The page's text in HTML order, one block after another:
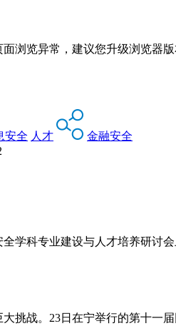
浏览异常，建议您升级浏览器版
安全 人才
金融安全
学科专业建设与人才培养研讨
战。23日在宁举行的第十一届